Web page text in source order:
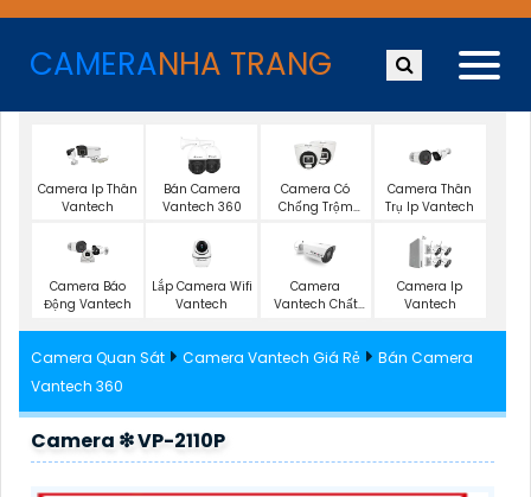
CAMERANHA TRANG
Camera Ip Thân
Vantech
Bán Camera
Vantech 360
Camera Có
Chống Trộm
Camera Thân
Trụ Ip Vantech
Camera Báo
Động Vantech
Lắp Camera Wifi
Vantech
Camera
Vantech Chất
Camera Ip
Vantech
Camera Quan Sát Camera Vantech Giá Rẻ
Bán Camera
Vantech 360
Camera ❇ VP-2110P